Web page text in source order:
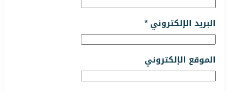
البريد الإلكتروني*
الموقع الإلكتروني